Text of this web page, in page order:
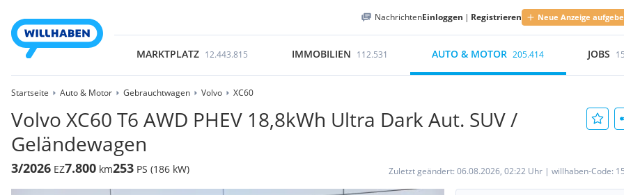
NachrichtenEinloggen | Registrieren Neue Anzeige
MARKTPLATZ 12.443.815 IMMOBILIEN 112.531 AUTO & MOTOR 205.414 JOBS
Startseite Auto & Motor Gebrauchtwagen Volvo XC60
Volvo XC60 T6 AWD PHEV 18,8kWh Ultra Dark Aut. SUV /
Geländewagen
3/2026 EZ7.800 km253 PS (186 kW) Zuletzt geändert: 06.08.2026, 02:22 Uhr | willhaben-Code: